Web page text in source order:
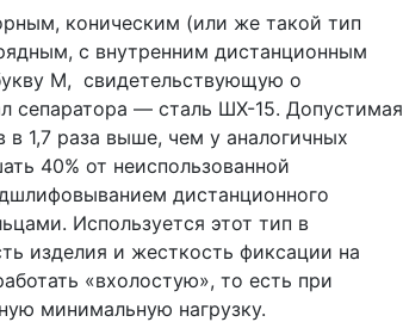
коническим (или же такой тип
с внутренним дистанционным
М, свидетельствующую о
сепаратора — сталь ШХ-15. Допустимая
1,7 раза выше, чем у аналогичных
40% от неиспользованной
дистанционного
Используется этот тип в
изделия и жесткость фиксации на
«вхолостую», то есть при
минимальную нагрузку.